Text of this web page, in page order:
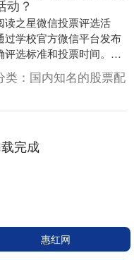
动？
读之星微信投票评选活
过学校官方微信平台发布
评选标准和投票时间。接
生的阅读成果和相关材
赛者的....
类： 国内知名的股票配
完成
惠红网